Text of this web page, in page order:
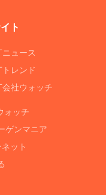
ト
ュース
レンド
社ウォッチ
ォッチ
ゲンマニア
ット